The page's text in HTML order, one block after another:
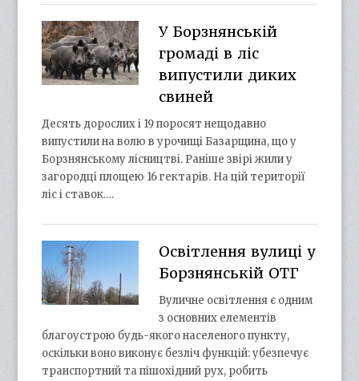
У Борзнянській
громаді в ліс
випустили диких
свиней
Десять дорослих і 19 поросят нещодавно
випустили на волю в урочищі Базарщина, що у
Борзнянському лісництві. Раніше звірі жили у
загородці площею 16 гектарів. На цій території
ліс і ставок.…
Освітлення вулиці у
Борзнянській ОТГ
Вуличне освітлення є одним
з основних елементів
благоустрою будь-якого населеного пункту,
оскільки воно виконує безліч функцій: убезпечує
транспортний та пішохідний рух, робить